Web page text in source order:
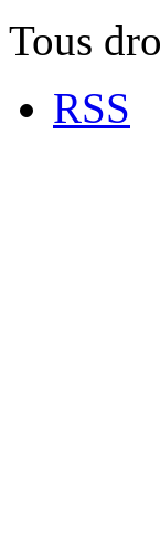
Tous
RSS